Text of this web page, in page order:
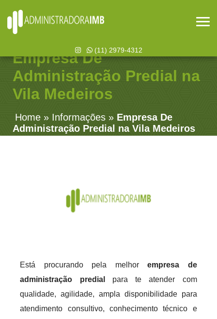
(11) 2979-4312
Empresa De
Administração Predial na
Vila Medeiros
Home » Informações » Empresa De
Administração Predial na Vila Medeiros
Está procurando pela melhorempresa de
administração predial
para te atender com
qualidade, agilidade, ampla disponibilidade para
atendimento consultivo, conhecimento técnico e